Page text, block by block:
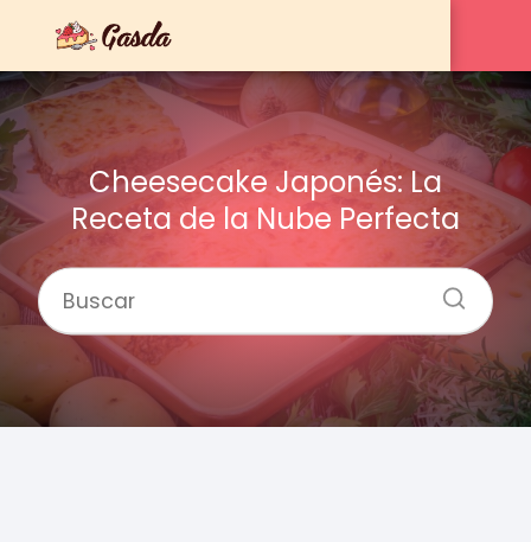
Cheesecake Japonés: La
Receta de la Nube Perfecta